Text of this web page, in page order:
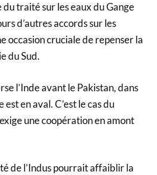
du traité sur les eaux du Gange
d’autres accords sur les
occasion cruciale de repenser la
du Sud.
l’Inde avant le Pakistan, dans
est en aval. C’est le cas du
une coopération en amont
de l’Indus pourrait affaiblir la